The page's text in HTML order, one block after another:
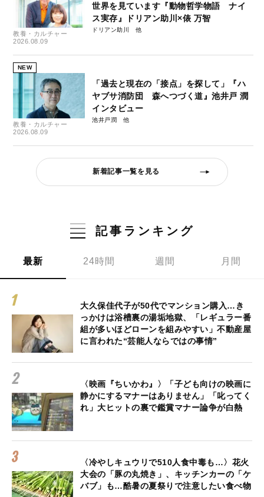
教養・カルチャー
2026.08.09
世界を見ています『動物哲学物語 ナイ
ス実存』ドリアン助川×俵 万智
ドリアン助川
NEW
教養・カルチャー
2026.08.09
「過去と現在の「接点」を探して」『ハ
ヤブサ消防団 森へつづく道』池井戸 潤
インタビュー
池井戸潤
新着記事一覧を見る
記事ランキング
最新 24時間 週間 月間
大久保佳代子が50代でマンション購入…き
っかけは浴槽裏の湯垢地獄、「レギュラー番
組が多いほどローンを組みやすい」不動産屋
に言われた“芸能人ならではの事情”
〈映画『ちいかわ』〉「子ども向けの映画に
静かにするマナーはありません」「叱ってく
れ」大ヒットの裏で鑑賞マナー論争が白熱
〈冷やしキュウリで510人食中毒も…〉花火
大会の「豚の丸焼き」、キッチンカーの「ケ
バブ」も…酷暑の夏祭りで注意したい食べ物